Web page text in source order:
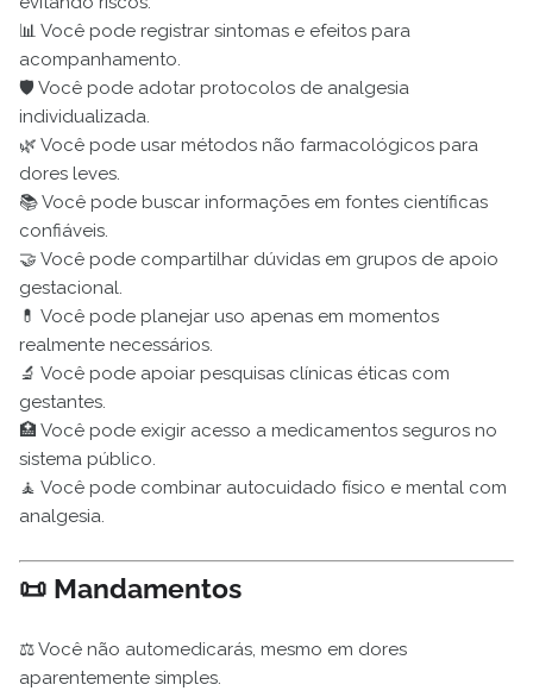
📊 Você pode registrar sintomas e efeitos para
acompanhamento.
🛡️ Você pode adotar protocolos de analgesia
individualizada.
🌿 Você pode usar métodos não farmacológicos para
dores leves.
📚 Você pode buscar informações em fontes científicas
confiáveis.
🤝 Você pode compartilhar dúvidas em grupos de apoio
gestacional.
💊 Você pode planejar uso apenas em momentos
realmente necessários.
🔬 Você pode apoiar pesquisas clínicas éticas com
gestantes.
🏥 Você pode exigir acesso a medicamentos seguros no
sistema público.
🧘 Você pode combinar autocuidado físico e mental com
analgesia.
📜 Mandamentos
⚖️ Você não automedicarás, mesmo em dores
aparentemente simples.